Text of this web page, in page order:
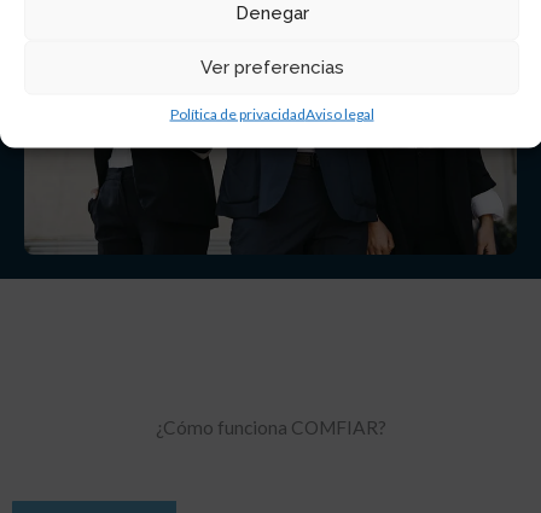
Denegar
Ver preferencias
Política de privacidadAviso legal
¿Cómo funciona COMFIAR?